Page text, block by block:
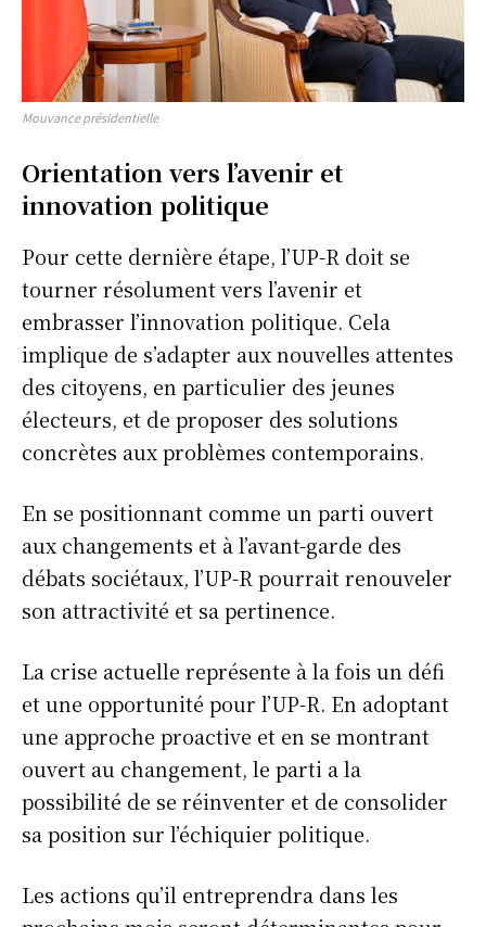
Mouvance présidentielle
Orientation vers l’avenir et
innovation politique
Pour cette dernière étape, l’UP-R doit se
tourner résolument vers l’avenir et
embrasser l’innovation politique. Cela
implique de s’adapter aux nouvelles attentes
des citoyens, en particulier des jeunes
électeurs, et de proposer des solutions
concrètes aux problèmes contemporains.
En se positionnant comme un parti ouvert
aux changements et à l’avant-garde des
débats sociétaux, l’UP-R pourrait renouveler
son attractivité et sa pertinence.
La crise actuelle représente à la fois un défi
et une opportunité pour l’UP-R. En adoptant
une approche proactive et en se montrant
ouvert au changement, le parti a la
possibilité de se réinventer et de consolider
sa position sur l’échiquier politique.
Les actions qu’il entreprendra dans les